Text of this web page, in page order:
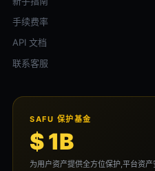
手续费率
API 文档
联系客服
SAFU 保护基金
$ 1B
为用户资产提供全方位保护,平台资